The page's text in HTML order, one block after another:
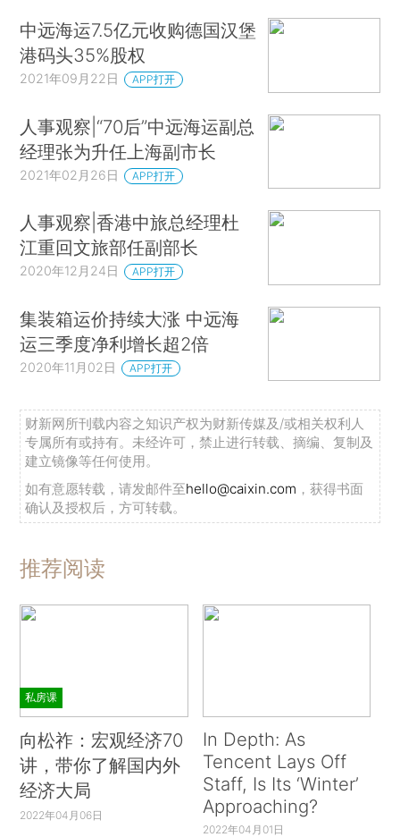
中远海运7.5亿元收购德国汉堡
港码头35%股权
2021年09月22日 APP打开
人事观察|“70后”中远海运副总
经理张为升任上海副市长
2021年02月26日 APP打开
人事观察|香港中旅总经理杜
江重回文旅部任副部长
2020年12月24日 APP打开
集装箱运价持续大涨 中远海
运三季度净利增长超2倍
2020年11月02日 APP打开
财新网所刊载内容之知识产权为财新传媒及/或相关权利人
专属所有或持有。未经许可，禁止进行转载、摘编、复制及
建立镜像等任何使用。
如有意愿转载，请发邮件至hello@caixin.com ，获得书面
确认及授权后，方可转载。
推荐阅读
私房课
向松祚：宏观经济70
讲，带你了解国内外
经济大局
2022年04月06日
In Depth: As
Tencent Lays Off
Staff, Is Its ‘Winter’
Approaching?
2022年04月01日